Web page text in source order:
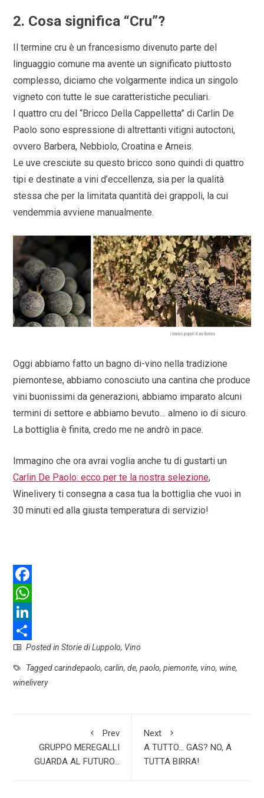
2. Cosa significa “Cru”?
Il termine cru è un francesismo divenuto parte del
linguaggio comune ma avente un significato piuttosto
complesso, diciamo che volgarmente indica un singolo
vigneto con tutte le sue caratteristiche peculiari.
I quattro cru del “Bricco Della Cappelletta” di Carlin De
Paolo sono espressione di altrettanti vitigni autoctoni,
ovvero Barbera, Nebbiolo, Croatina e Arneis.
Le uve cresciute su questo bricco sono quindi di quattro
tipi e destinate a vini d’eccellenza, sia per la qualità
stessa che per la limitata quantità dei grappoli, la cui
vendemmia avviene manualmente.
Oggi abbiamo fatto un bagno di-vino nella tradizione
piemontese, abbiamo conosciuto una cantina che produce
vini buonissimi da generazioni, abbiamo imparato alcuni
termini di settore e abbiamo bevuto… almeno io di sicuro.
La bottiglia è finita, credo me ne andrò in pace.
Immagino che ora avrai voglia anche tu di gustarti un
Carlin De Paolo: ecco per te la nostra selezione,
Winelivery ti consegna a casa tua la bottiglia che vuoi in
30 minuti ed alla giusta temperatura di servizio!
F
a
c
e
b
o
W
h
a
t
s
L
i
n
k
S
h
a
Posted inStorie di Luppolo, Vino
Taggedcarindepaolo,carlin,de,paolo,piemonte,vino, wine,
winelivery
Prev
GRUPPO MEREGALLI
GUARDA AL FUTURO…
Next
A TUTTO… GAS? NO, A
TUTTA BIRRA!